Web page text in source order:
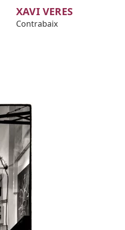
XAVI VERES
Contrabaix